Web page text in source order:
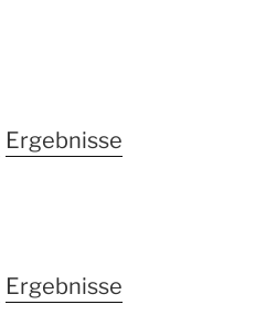
Ergebnisse
Ergebnisse